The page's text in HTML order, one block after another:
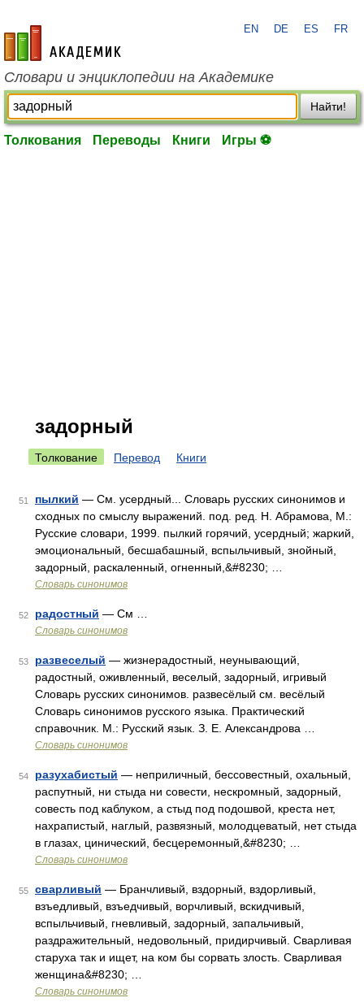
academic.ru
EN DE ES FR
Словари и энциклопедии на Академике
Найти!
Толкования Переводы Книги Игры ⚽
задорный
Толкование Перевод Книги
51 пылкий — См. усердный... Словарь русских синонимов и
сходных по смыслу выражений. под. ред. Н. Абрамова, М.:
Русские словари, 1999. пылкий горячий, усердный; жаркий,
эмоциональный, бесшабашный, вспыльчивый, знойный,
задорный, раскаленный, огненный,&#8230; …
Словарь синонимов
52 радостный — См …
Словарь синонимов
53 развеселый — жизнерадостный, неунывающий,
радостный, оживленный, веселый, задорный, игривый
Словарь русских синонимов. развесёлый см. весёлый
Словарь синонимов русского языка. Практический
справочник. М.: Русский язык. З. Е. Александрова …
Словарь синонимов
54 разухабистый — неприличный, бессовестный, охальный,
распутный, ни стыда ни совести, нескромный, задорный,
совесть под каблуком, а стыд под подошвой, креста нет,
нахрапистый, наглый, развязный, молодцеватый, нет стыда
в глазах, цинический, бесцеремонный,&#8230; …
Словарь синонимов
55 сварливый — Бранчливый, вздорный, вздорливый,
взъедливый, взъедчивый, ворчливый, вскидчивый,
вспыльчивый, гневливый, задорный, запальчивый,
раздражительный, недовольный, придирчивый. Сварливая
старуха так и ищет, на ком бы сорвать злость. Сварливая
женщина&#8230; …
Словарь синонимов